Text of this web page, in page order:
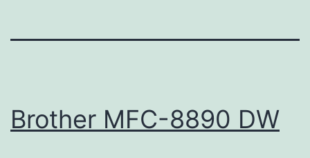
Brother MFC-8890 DW